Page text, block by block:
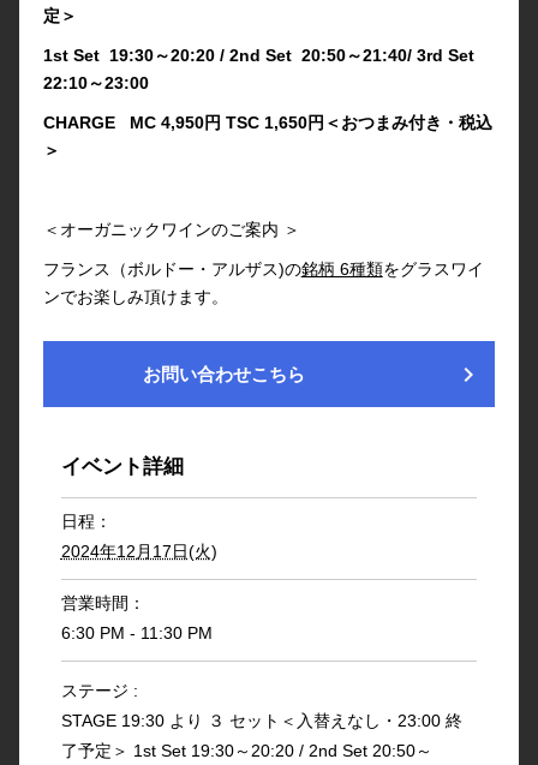
定＞
1st Set 19:30～20:20 / 2nd Set 20:50～21:40/ 3rd Set
22:10～23:00
CHARGE MC 4,950円 TSC 1,650円＜おつまみ付き・税込
＞
＜オーガニックワインのご案内 ＞
フランス（ボルドー・アルザス)の銘柄 6種類をグラスワイ
ンでお楽しみ頂けます。
お問い合わせこちら chevron_right
イベント詳細
日程：
2024年12月17日(火)
営業時間：
6:30 PM - 11:30 PM
ステージ :
STAGE 19:30 より ３ セット＜入替えなし・23:00 終
了予定＞ 1st Set 19:30～20:20 / 2nd Set 20:50～